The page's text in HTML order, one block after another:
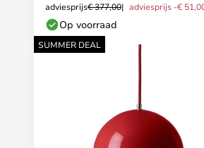
adviesprijs€ 377,00 adviesprijs -€
Op voorraad
SUMMER DEAL